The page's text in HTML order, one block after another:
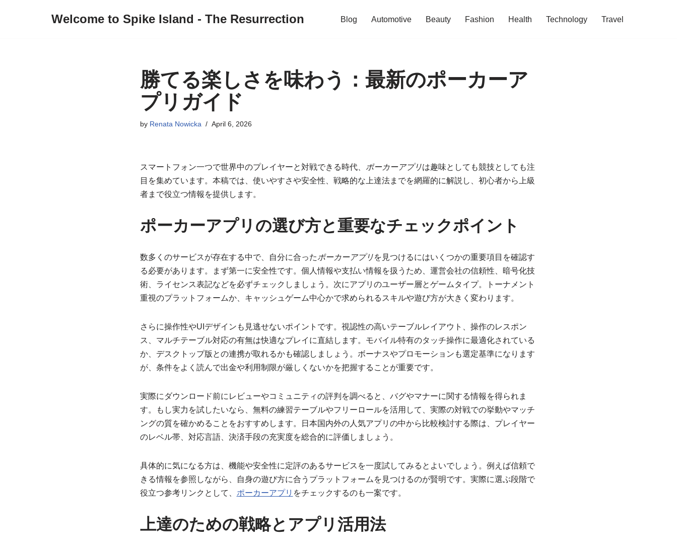
Welcome to Spike Island - The Resurrection Blog Automotive Beauty Fashion Health Technology Travel
勝てる楽しさを味わう：最新のポーカーア
プリガイド
by Renata Nowicka April 6, 2026
スマートフォン一つで世界中のプレイヤーと対戦できる時代、 ポーカーアプリは趣味としても競技としても注
目を集めています。本稿では、使いやすさや安全性、戦略的な上達法までを網羅的に解説し、初心者から上級
者まで役立つ情報を提供します。
ポーカーアプリの選び方と重要なチェックポイント
数多くのサービスが存在する中で、自分に合ったポーカーアプリを見つけるにはいくつかの重要項目を確認す
る必要があります。まず第一に安全性です。個人情報や支払い情報を扱うため、運営会社の信頼性、暗号化技
術、ライセンス表記などを必ずチェックしましょう。次にアプリのユーザー層とゲームタイプ。トーナメント
重視のプラットフォームか、キャッシュゲーム中心かで求められるスキルや遊び方が大きく変わります。
さらに操作性やUIデザインも見逃せないポイントです。視認性の高いテーブルレイアウト、操作のレスポン
ス、マルチテーブル対応の有無は快適なプレイに直結します。モバイル特有のタッチ操作に最適化されている
か、デスクトップ版との連携が取れるかも確認しましょう。ボーナスやプロモーションも選定基準になります
が、条件をよく読んで出金や利用制限が厳しくないかを把握することが重要です。
実際にダウンロード前にレビューやコミュニティの評判を調べると、バグやマナーに関する情報を得られま
す。もし実力を試したいなら、無料の練習テーブルやフリーロールを活用して、実際の対戦での挙動やマッチ
ングの質を確かめることをおすすめします。日本国内外の人気アプリの中から比較検討する際は、プレイヤー
のレベル帯、対応言語、決済手段の充実度を総合的に評価しましょう。
具体的に気になる方は、機能や安全性に定評のあるサービスを一度試してみるとよいでしょう。例えば信頼で
きる情報を参照しながら、自身の遊び方に合うプラットフォームを見つけるのが賢明です。実際に選ぶ段階で
役立つ参考リンクとして、 ポーカーアプリ をチェックするのも一案です。
上達のための戦略とアプリ活用法